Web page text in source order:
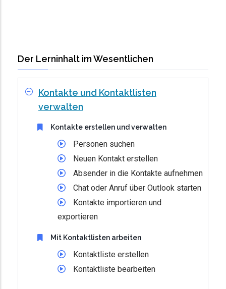
Der Lerninhalt im Wesentlichen
Kontakte und Kontaktlisten
verwalten
Kontakte erstellen und verwalten
Personen suchen
Neuen Kontakt erstellen
Absender in die Kontakte aufnehmen
Chat oder Anruf über Outlook starten
Kontakte importieren und
exportieren
Mit Kontaktlisten arbeiten
Kontaktliste erstellen
Kontaktliste bearbeiten